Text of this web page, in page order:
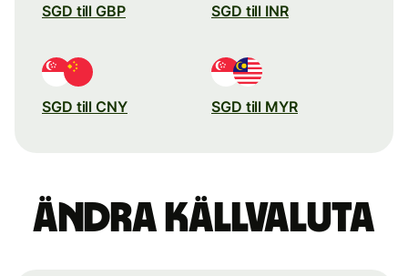
SGD till GBP SGD till INR
SGD till CNY SGD till MYR
Ändra källvaluta